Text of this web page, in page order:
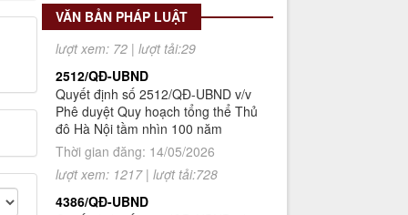
VĂN BẢN PHÁP LUẬT
lượt xem: 72 | lượt tải:29
2512/QĐ-UBND
Quyết định số 2512/QĐ-UBND v/v
Phê duyệt Quy hoạch tổng thể Thủ
đô Hà Nội tầm nhìn 100 năm
Thời gian đăng: 14/05/2026
lượt xem: 1217 | lượt tải:728
4386/QĐ-UBND
Quyết định số 4386/QĐ-UBND v/v
Ban hành Kế hoạch thông tin,